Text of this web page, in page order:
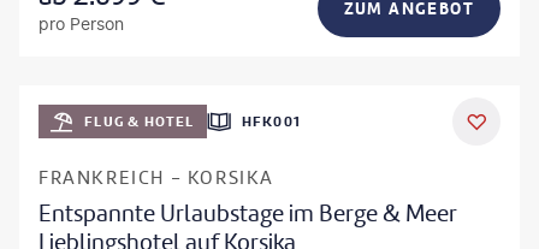
pro Person
ZUM ANGEBOT
DEAL
FLUG & HOTEL HFK001
FRANKREICH - KORSIKA
Entspannte Urlaubstage im Berge & Meer
Lieblingshotel auf Korsika